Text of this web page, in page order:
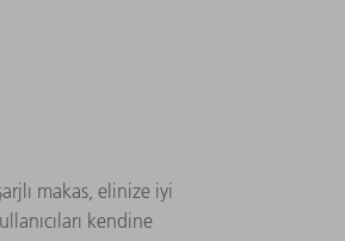
makas, elinize iyi
kendine